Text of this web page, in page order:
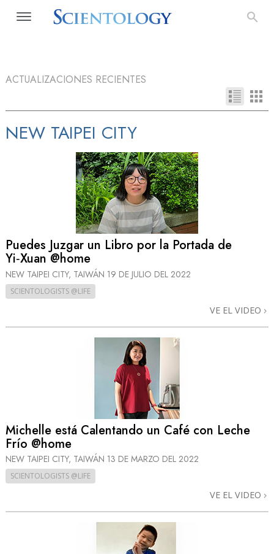
ACTUALIZACIONES RECIENTES
NEW TAIPEI CITY
Puedes Juzgar un Libro por la Portada de
Yi‑Xuan @home
NEW TAIPEI CITY, TAIWÁN 19 DE JULIO DEL 2022
SCIENTOLOGISTS @LIFE
VE EL VIDEO
Michelle está Calentando un Café con Leche
Frío @home
NEW TAIPEI CITY, TAIWÁN 13 DE MARZO DEL 2022
SCIENTOLOGISTS @LIFE
VE EL VIDEO